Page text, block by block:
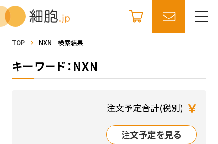
TOP NXN 検索結果
キーワード：NXN
注文予定合計(税別) ￥
注文予定を見る